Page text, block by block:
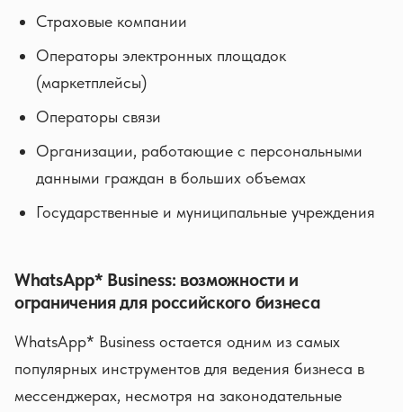
Страховые компании
Операторы электронных площадок
(маркетплейсы)
Операторы связи
Организации, работающие с персональными
данными граждан в больших объемах
Государственные и муниципальные учреждения
WhatsApp* Business: возможности и
ограничения для российского бизнеса
WhatsApp* Business остается одним из самых
популярных инструментов для ведения бизнеса в
мессенджерах, несмотря на законодательные